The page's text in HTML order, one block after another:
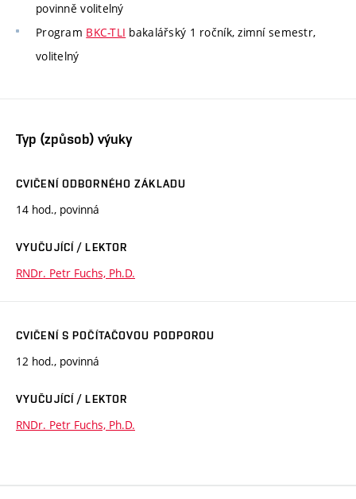
povinně volitelný
Program BKC-TLI bakalářský 1 ročník, zimní semestr,
volitelný
Typ (způsob) výuky
CVIČENÍ ODBORNÉHO ZÁKLADU
14 hod., povinná
VYUČUJÍCÍ / LEKTOR
RNDr. Petr Fuchs, Ph.D.
CVIČENÍ S POČÍTAČOVOU PODPOROU
12 hod., povinná
VYUČUJÍCÍ / LEKTOR
RNDr. Petr Fuchs, Ph.D.